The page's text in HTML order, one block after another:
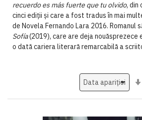
recuerdo es más fuerte que tu olvido, din
cinci ediții și care a fost tradus în mai
de Novela Fernando Lara 2016. Romanul
Sofía(2019), care are deja nouăsprezece
o dată cariera literară remarcabilă a